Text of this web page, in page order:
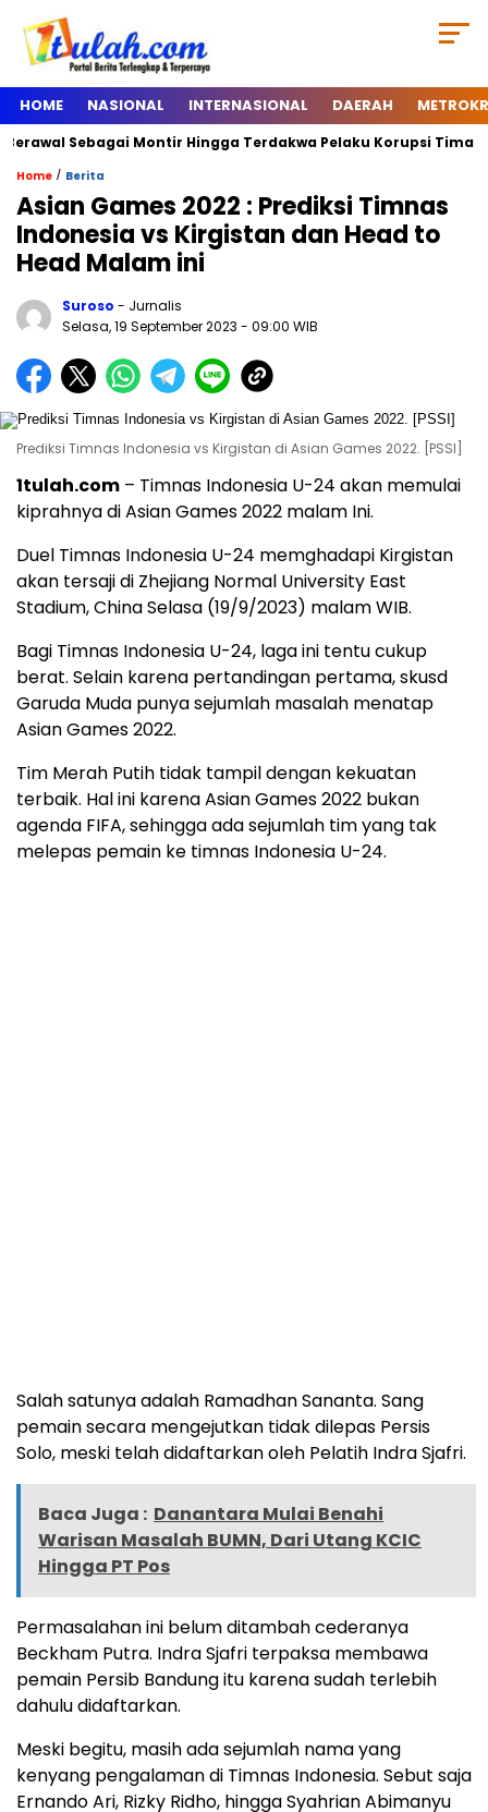
HOME NASIONAL INTERNASIONAL DAERAH
Sebagai Montir Hingga Terdakwa Pelaku Korupsi Timah, Begini
Home / Berita
Asian Games 2022 : Prediksi Timnas
Indonesia vs Kirgistan dan Head to
Head Malam ini
Suroso - Jurnalis
Selasa, 19 September 2023 - 09:00 WIB
Prediksi Timnas Indonesia vs Kirgistan di Asian Games 2022. [PSSI]
1tulah.com – Timnas Indonesia U-24 akan memulai
kiprahnya di Asian Games 2022 malam Ini.
Duel Timnas Indonesia U-24 memghadapi Kirgistan
akan tersaji di Zhejiang Normal University East
Stadium, China Selasa (19/9/2023) malam WIB.
Bagi Timnas Indonesia U-24, laga ini tentu cukup
berat. Selain karena pertandingan pertama, skusd
Garuda Muda punya sejumlah masalah menatap
Asian Games 2022.
Tim Merah Putih tidak tampil dengan kekuatan
terbaik. Hal ini karena Asian Games 2022 bukan
agenda FIFA, sehingga ada sejumlah tim yang tak
melepas pemain ke timnas Indonesia U-24.
Salah satunya adalah Ramadhan Sananta. Sang
pemain secara mengejutkan tidak dilepas Persis
Solo, meski telah didaftarkan oleh Pelatih Indra Sjafri.
Baca Juga : Danantara Mulai Benahi
Warisan Masalah BUMN, Dari Utang KCIC
Hingga PT Pos
Permasalahan ini belum ditambah cederanya
Beckham Putra. Indra Sjafri terpaksa membawa
pemain Persib Bandung itu karena sudah terlebih
dahulu didaftarkan.
Meski begitu, masih ada sejumlah nama yang
kenyang pengalaman di Timnas Indonesia. Sebut saja
Ernando Ari, Rizky Ridho, hingga Syahrian Abimanyu